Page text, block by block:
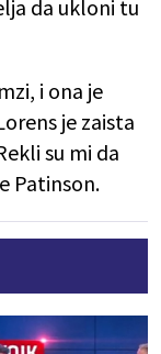
da ukloni tu
i ona je
je zaista
su mi da
Patinson.